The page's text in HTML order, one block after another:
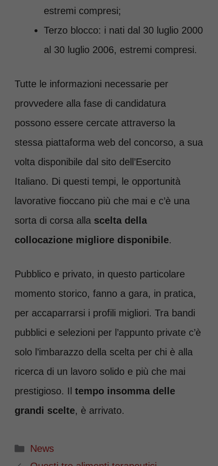
estremi compresi;
Terzo blocco: i nati dal 30 luglio 2000
al 30 luglio 2006, estremi compresi.
Tutte le informazioni necessarie per
provvedere alla fase di candidatura
possono essere cercate attraverso la
stessa piattaforma web del concorso, a sua
volta disponibile dal sito dell’Esercito
Italiano. Di questi tempi, le opportunità
lavorative fioccano più che mai e c’è una
sorta di corsa alla scelta della
collocazione migliore disponibile.
Pubblico e privato, in questo particolare
momento storico, fanno a gara, in pratica,
per accaparrarsi i profili migliori. Tra bandi
pubblici e selezioni per l’appunto private c’è
solo l’imbarazzo della scelta per chi è alla
ricerca di un lavoro solido e più che mai
prestigioso. Il tempo insomma delle
grandi scelte, è arrivato.
Categorie
News